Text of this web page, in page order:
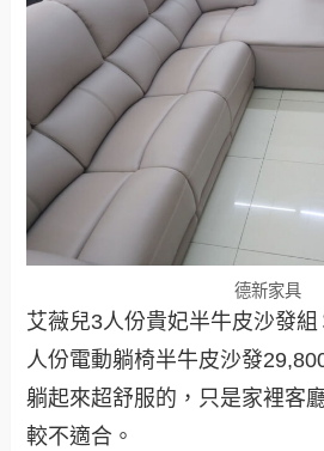
德新家具
艾薇兒3人份貴妃半牛皮沙發
人份電動躺椅半牛皮沙發
躺起來超舒服的，只是家裡客
較不適合。